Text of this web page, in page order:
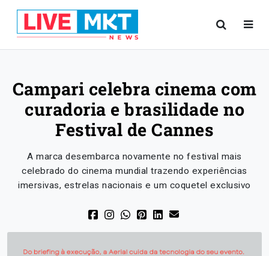
Campari celebra cinema com
curadoria e brasilidade no
Festival de Cannes
A marca desembarca novamente no festival mais
celebrado do cinema mundial trazendo experiências
imersivas, estrelas nacionais e um coquetel exclusivo